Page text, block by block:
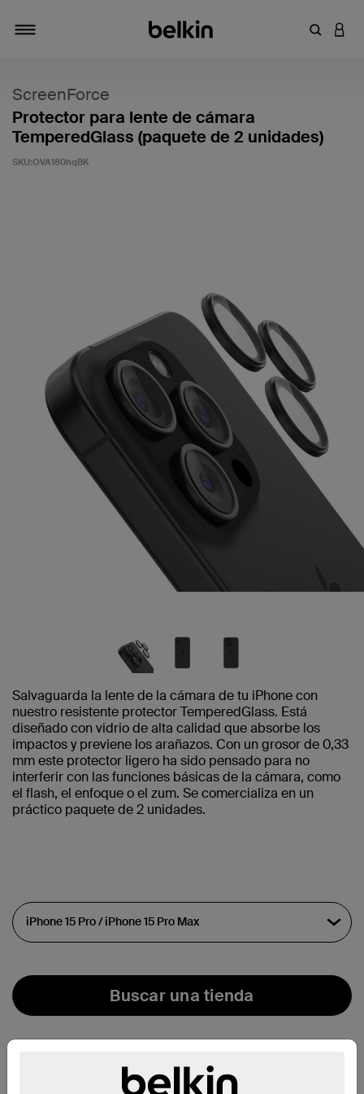
ScreenForce
Protector para lente de cámara
TemperedGlass (paquete de 2 unidades)
SKU:OVA180hqBK
Salvaguarda la lente de la cámara de tu iPhone con
nuestro resistente protector TemperedGlass. Está
diseñado con vidrio de alta calidad que absorbe los
impactos y previene los arañazos. Con un grosor de 0,33
mm este protector ligero ha sido pensado para no
interferir con las funciones básicas de la cámara, como
el flash, el enfoque o el zum. Se comercializa en un
práctico paquete de 2 unidades. ​
Buscar una tienda